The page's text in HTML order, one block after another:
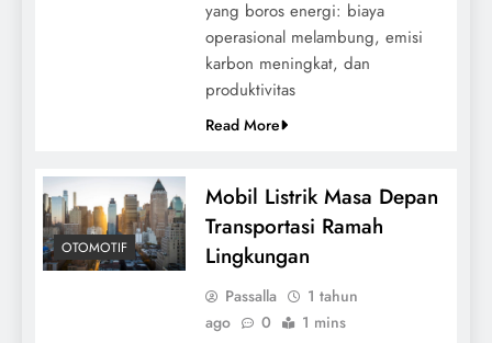
yang boros energi: biaya
operasional melambung, emisi
karbon meningkat, dan
produktivitas
Read More
OTOMOTIF
Mobil Listrik Masa Depan
Transportasi Ramah
Lingkungan
Passalla
1 tahun
ago
0 1 mins